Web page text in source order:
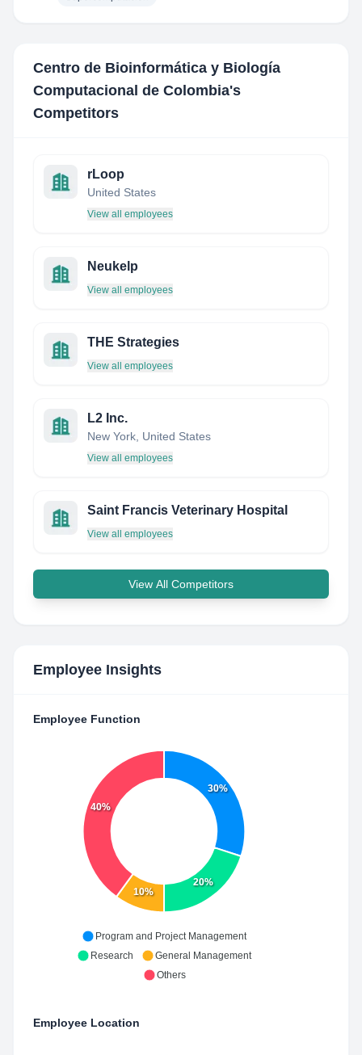
Centro de Bioinformática y Biología
Computacional de Colombia's
Competitors
rLoop
United States
View all employees
Neukelp
View all employees
THE Strategies
View all employees
L2 Inc.
New York, United States
View all employees
Saint Francis Veterinary Hospital
View all employees
View All Competitors
Employee Insights
Employee Function
30%
20%
10%
40%
Program and Project Management
Research
General Management
Others
Employee Location